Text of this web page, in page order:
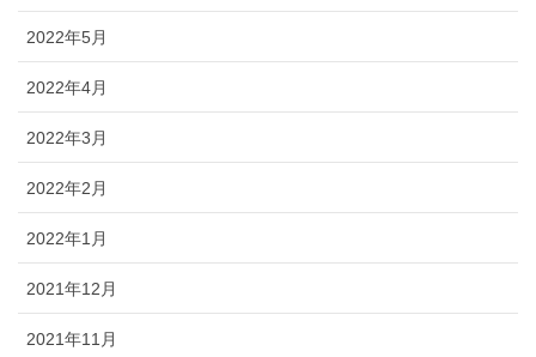
2022年5月
2022年4月
2022年3月
2022年2月
2022年1月
2021年12月
2021年11月